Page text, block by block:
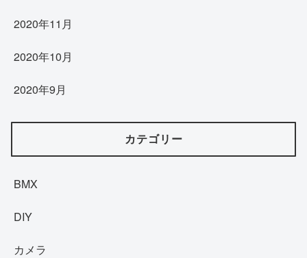
2020年11月
2020年10月
2020年9月
カテゴリー
BMX
DIY
カメラ